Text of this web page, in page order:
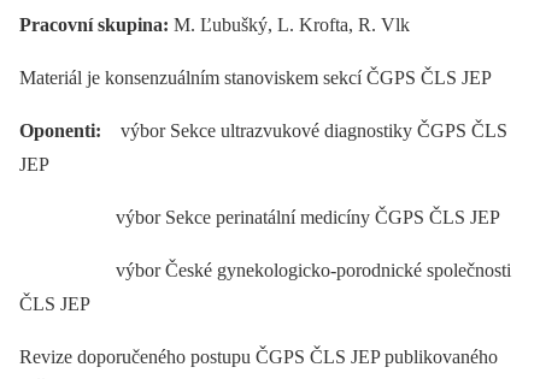
Pracovní skupina: M. Ľubušký, L. Krofta, R. Vlk
Materiál je konsenzuálním stanoviskem sekcí ČGPS ČLS JEP
Oponenti: výbor Sekce ultrazvukové diagnostiky ČGPS ČLS
JEP
výbor Sekce perinatální medicíny ČGPS ČLS JEP
výbor České gynekologicko-porodnické společnosti
ČLS JEP
Revize doporučeného postupu ČGPS ČLS JEP publikovaného